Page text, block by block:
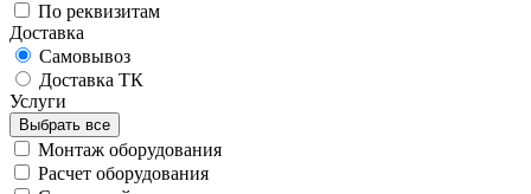
По реквизитам
Доставка
Самовывоз
Доставка ТК
Услуги
Выбрать все
Монтаж оборудования
Расчет оборудования